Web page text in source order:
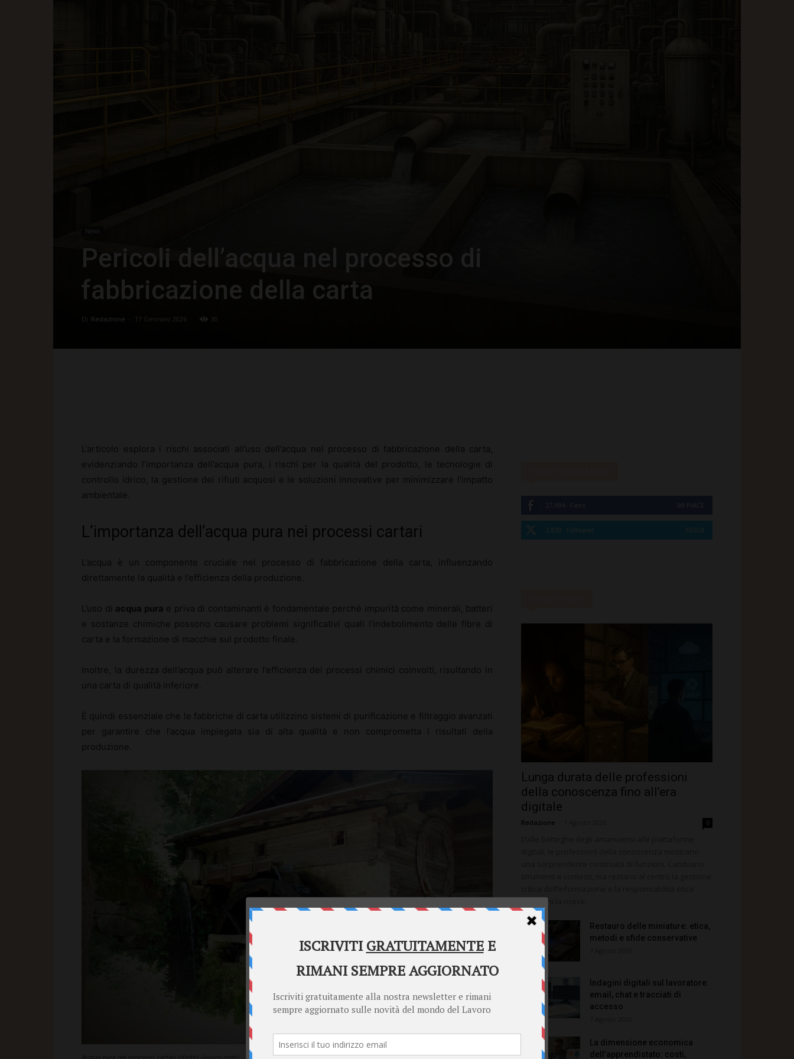
News
Pericoli dell’acqua nel processo di
fabbricazione della carta
Di Redazione 17 Gennaio 2026 30
L’articolo esplora i rischi associati all’uso dell’acqua nel processo di fabbricazione della carta,
evidenziando l’importanza dell’acqua pura, i rischi per la qualità del prodotto, le tecnologie di
controllo idrico, la gestione dei rifiuti acquosi e le soluzioni innovative per minimizzare l’impatto
ambientale.
L’importanza dell’acqua pura nei processi cartari
L’acqua è un componente cruciale nel processo di fabbricazione della carta, influenzando
direttamente la qualità e l’efficienza della produzione.
L’uso di acqua pura e priva di contaminanti è fondamentale perché impurità come minerali, batteri
e sostanze chimiche possono causare problemi significativi quali l’indebolimento delle fibre di
carta e la formazione di macchie sul prodotto finale.
Inoltre, la durezza dell’acqua può alterare l’efficienza dei processi chimici coinvolti, risultando in
una carta di qualità inferiore.
È quindi essenziale che le fabbriche di carta utilizzino sistemi di purificazione e filtraggio avanzati
per garantire che l’acqua impiegata sia di alta qualità e non comprometta i risultati della
produzione.
2,820 Follower SEGUI
Lunga durata delle professioni
della conoscenza fino all’era
digitale
Redazione 0
verso chi la riceve.
Restauro delle miniature: etica,
metodi e sfide conservative
Indagini digitali sul lavoratore:
email, chat e tracciati di
accesso
La dimensione economica
dell’apprendistato: costi,
Diritto Lavoro asks for your consent to use your
personal data for the following purposes:
Personalised advertising and content, advertising and content
Store and/or access information on a device
Learn more
Your personal data will be processed and information from your device